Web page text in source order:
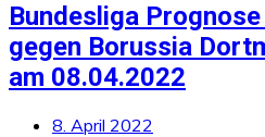
Bundesliga
gegen Borussia
am 08.04.2022
8. April 2022